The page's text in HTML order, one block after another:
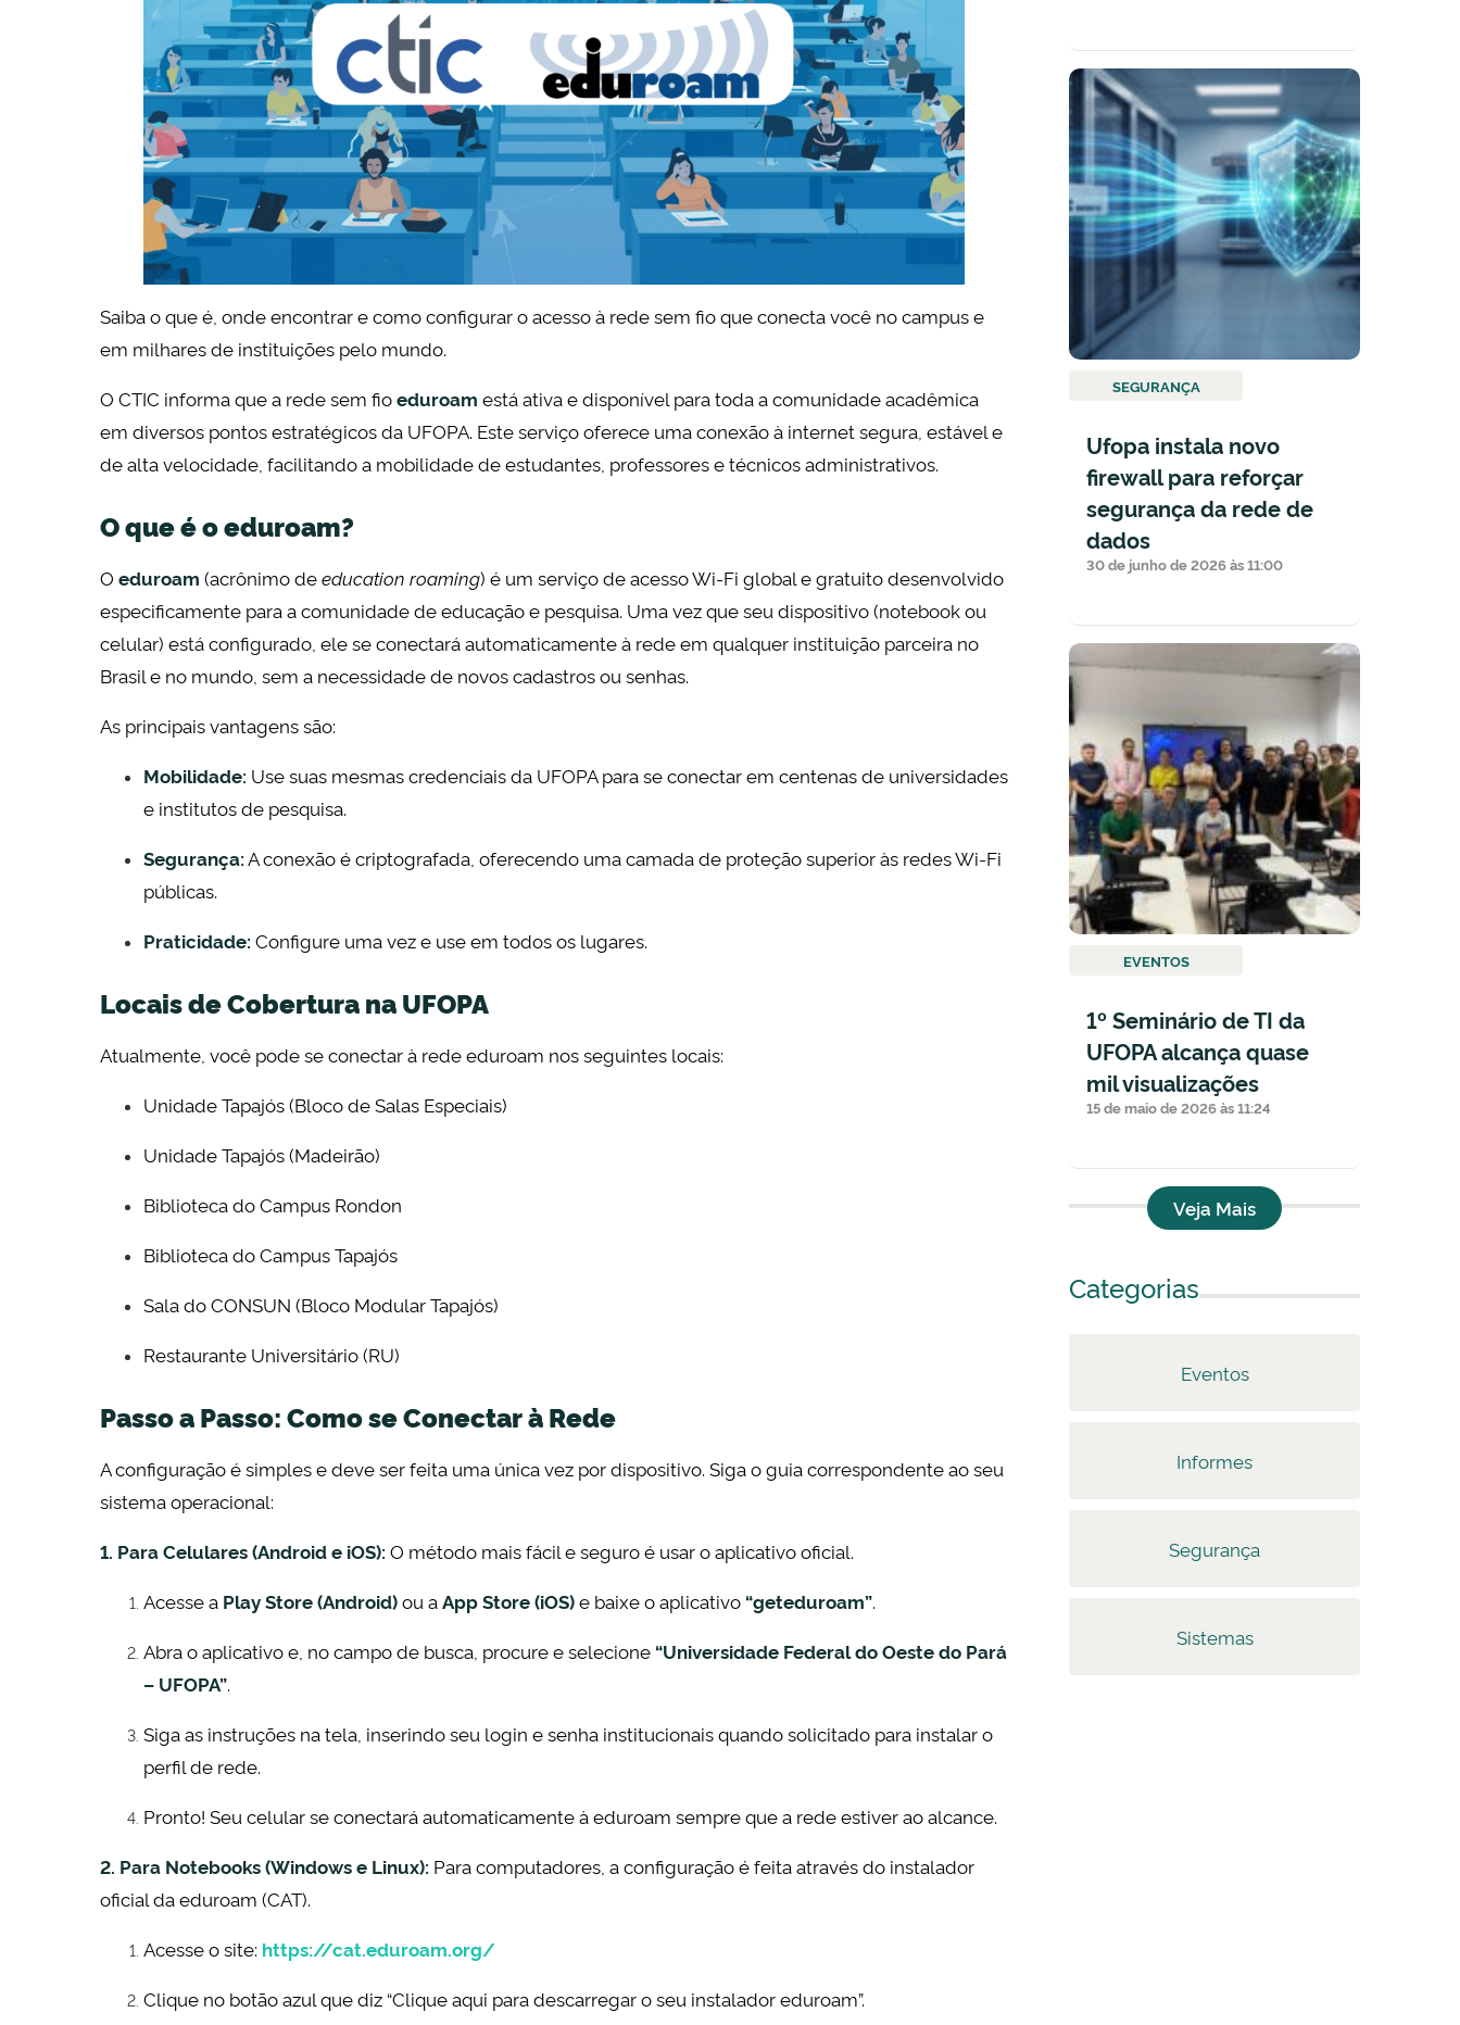
Saiba o que é, onde encontrar e como configurar o acesso à rede sem fio que conecta você no campus e
em milhares de instituições pelo mundo.
O CTIC informa que a rede sem fioeduroam está ativa e disponível para toda a comunidade acadêmica
em diversos pontos estratégicos da UFOPA. Este serviço oferece uma conexão à internet segura, estável e
de alta velocidade, facilitando a mobilidade de estudantes, professores e técnicos administrativos.
O que é o eduroam?
O eduroam (acrônimo deeducation roaming) é um serviço de acesso Wi-Fi global e gratuito desenvolvido
especificamente para a comunidade de educação e pesquisa. Uma vez que seu dispositivo (notebook ou
celular) está configurado, ele se conectará automaticamente à rede em qualquer instituição parceira no
Brasil e no mundo, sem a necessidade de novos cadastros ou senhas.
As principais vantagens são:
Mobilidade: Use suas mesmas credenciais da UFOPA para se conectar em centenas de universidades
e institutos de pesquisa.
Segurança:A conexão é criptografada, oferecendo uma camada de proteção superior às redes Wi-Fi
públicas.
Praticidade: Configure uma vez e use em todos os lugares.
Locais de Cobertura na UFOPA
Atualmente, você pode se conectar à rede eduroam nos seguintes locais:
Unidade Tapajós (Bloco de Salas Especiais)
Unidade Tapajós (Madeirão)
Biblioteca do Campus Rondon
Biblioteca do Campus Tapajós
Sala do CONSUN (Bloco Modular Tapajós)
Restaurante Universitário (RU)
Passo a Passo: Como se Conectar à Rede
A configuração é simples e deve ser feita uma única vez por dispositivo. Siga o guia correspondente ao seu
sistema operacional:
1. Para Celulares (Android e iOS): O método mais fácil e seguro é usar o aplicativo oficial.
Acesse a Play Store (Android)ou aApp Store (iOS)e baixe o aplicativo “geteduroam”.
Abra o aplicativo e, no campo de busca, procure e selecione “Universidade Federal do Oeste do Pará
– UFOPA”.
Siga as instruções na tela, inserindo seu login e senha institucionais quando solicitado para instalar o
perfil de rede.
Pronto! Seu celular se conectará automaticamente à eduroam sempre que a rede estiver ao alcance.
2. Para Notebooks (Windows e Linux): Para computadores, a configuração é feita através do instalador
oficial da eduroam (CAT).
Acesse o site: https://cat.eduroam.org/
Clique no botão azul que diz “Clique aqui para descarregar o seu instalador eduroam”.
SEGURANÇA
Ufopa instala novo
firewall para reforçar
segurança da rede de
dados
30 de junho de 2026 às 11:00
EVENTOS
1º Seminário de TI da
UFOPA alcança quase
mil visualizações
15 de maio de 2026 às 11:24
Veja Mais
Categorias
Eventos
Informes
Segurança
Sistemas